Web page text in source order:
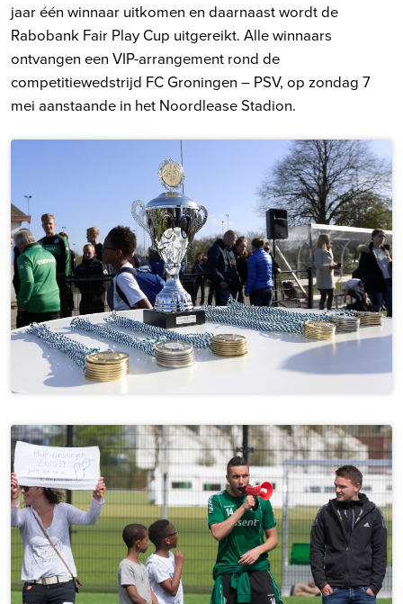
jaar één winnaar uitkomen en daarnaast wordt de
Rabobank Fair Play Cup uitgereikt. Alle winnaars
ontvangen een VIP-arrangement rond de
competitiewedstrijd FC Groningen – PSV, op zondag 7
mei aanstaande in het Noordlease Stadion.